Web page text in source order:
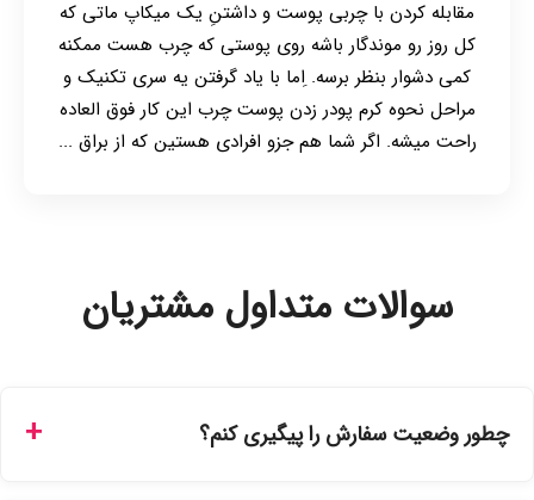
مقابله کردن با چربی پوست و داشتنِ یک میکاپ ماتی که
کل روز رو موندگار باشه روی پوستی که چرب هست ممکنه
کمی دشوار بنظر برسه. ِاما با یاد گرفتن یه سری تکنیک و
مراحل نحوه کرم پودر زدن پوست چرب این کار فوق العاده
راحت میشه. اگر شما هم جزو افرادی هستین که از براق ...
سوالات متداول مشتریان
چطور وضعیت سفارش را پیگیری کنم؟